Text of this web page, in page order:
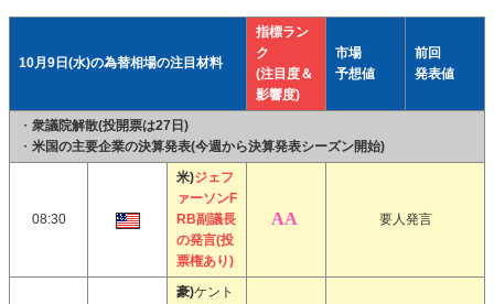
10月9日(水)の為替相場の注目材料
指標ラン
ク
(注目度＆
影響度)
市場
予想値
前回
発表値
・ 衆議院解散(投開票は27日)
・ 米国の主要企業の決算発表(今週から決算発表シーズン開始)
08:30
米)ジェフ
ァーソンF
RB副議長
の発言(投
票権あり)
要人発言
豪)ケント